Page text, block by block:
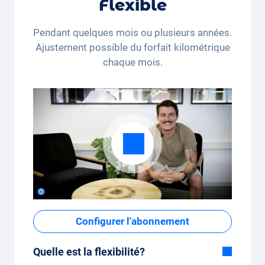
Flexible
Pendant quelques mois ou plusieurs années.
Ajustement possible du forfait kilométrique
chaque mois.
Configurer l'abonnement
Quelle est la flexibilité?